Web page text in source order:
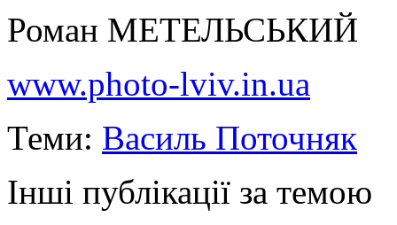
Роман МЕТЕЛЬСЬКИЙ
www.photo-lviv.in.ua
Теми: Василь Поточняк
Інші публікації за темою